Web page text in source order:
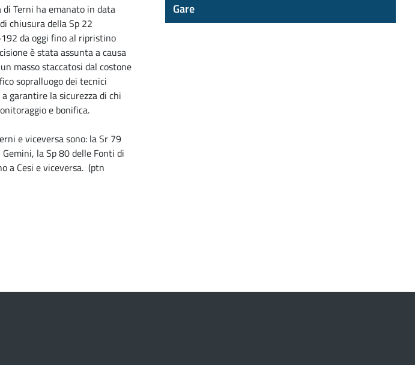
Terni ha emanato in data
chiusura della Sp 22
da oggi fino al ripristino
è stata assunta a causa
masso staccatosi dal costone
sopralluogo dei tecnici
garantire la sicurezza di chi
e bonifica.
e viceversa sono: la Sr 79
la Sp 80 delle Fonti di
a Cesi e viceversa. (ptn
Gare